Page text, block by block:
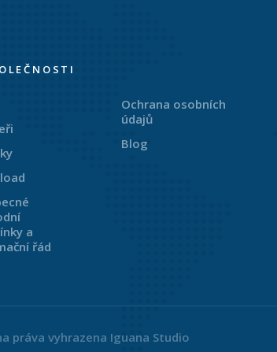
a
řád
Ochrana osobních
údajů
Blog
práva vyhrazena Iguana Studio